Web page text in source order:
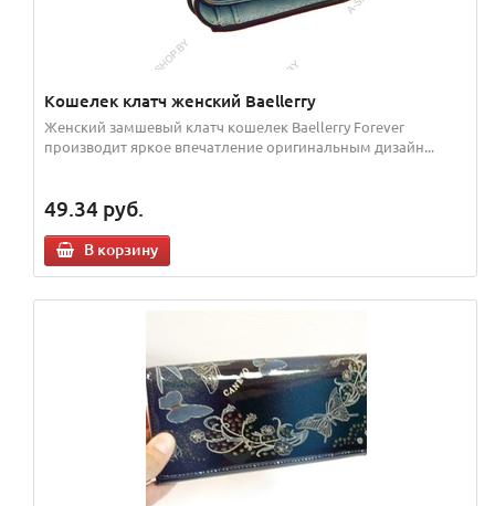
Кошелек клатч женский Bаеllerry
Женский замшевый клатч кошелек Baellerry Forever
производит яркое впечатление оригинальным дизайн...
49.34 руб.
В корзину